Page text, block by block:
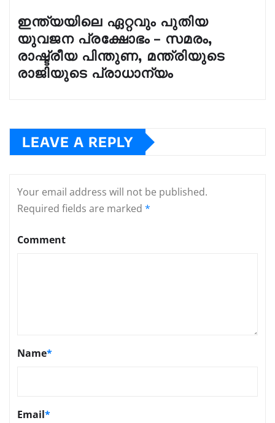
ഇന്ത്യയിലെ ഏറ്റവും പുതിയ
യുവജന പ്രക്ഷോഭം – സമരം,
രാഷ്ട്രീയ പിന്തുണ, മന്ത്രിയുടെ
രാജിയുടെ പ്രാധാന്യം
LEAVE A REPLY
Your email address will not be published.
Required fields are marked *
Comment
Name*
Email*